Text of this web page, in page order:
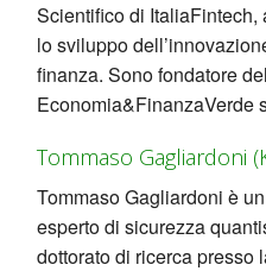
Scientifico di
lo sviluppo
finanza. Sono fondatore
Economia&FinanzaVerde
Tommaso Gagliardoni
Tommaso Gagliardoni è
esperto di sicurezza
dottorato di ricerca presso